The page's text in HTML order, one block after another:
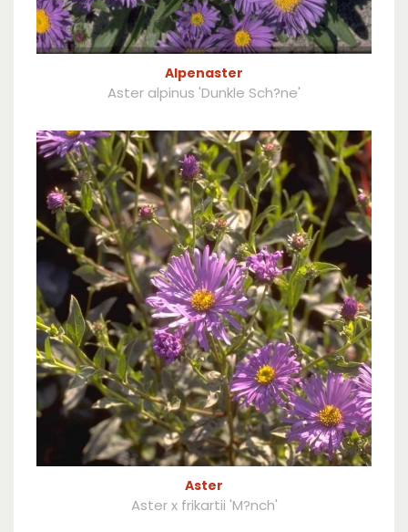
Alpenaster
Aster alpinus 'Dunkle Sch?ne'
Aster
Aster x frikartii 'M?nch'